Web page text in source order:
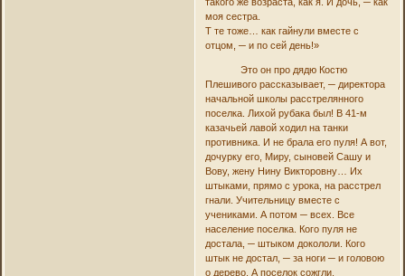
моя сестра.
Т те тоже… как гайнули вместе с
отцом, ─ и по сей день!»
Это он про дядю Костю
Плешивого рассказывает, ─ директора
начальной школы расстрелянного
поселка. Лихой рубака был! В 41-м
казачьей лавой ходил на танки
противника. И не брала его пуля! А вот,
дочурку его, Миру, сыновей Сашу и
Вову, жену Нину Викторовну… Их
штыками, прямо с урока, на расстрел
гнали. Учительницу вместе с
учениками. А потом ─ всех. Все
население поселка. Кого пуля не
достала, ─ штыком докололи. Кого
штык не достал, ─ за ноги ─ и головою
о дерево. А поселок сожгли.